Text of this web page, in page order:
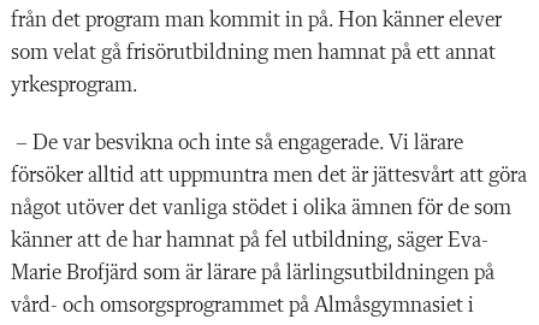
från det program man kommit in på. Hon känner elever
som velat gå frisörutbildning men hamnat på ett annat
yrkesprogram.
– De var besvikna och inte så engagerade. Vi lärare
försöker alltid att uppmuntra men det är jättesvårt att göra
något utöver det vanliga stödet i olika ämnen för de som
känner att de har hamnat på fel utbildning, säger Eva-
Marie Brofjärd som är lärare på lärlingsutbildningen på
vård- och omsorgsprogrammet på Almåsgymnasiet i